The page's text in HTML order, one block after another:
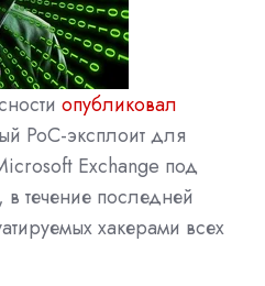
опубликовал
PoC-эксплоит для
Exchange под
течение последней
хакерами всех